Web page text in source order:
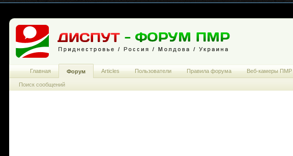
Главная Форум
Поиск сообщений
Articles Пользователи Правила форума Веб-камеры ПМР